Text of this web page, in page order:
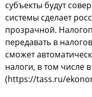
субъекты будут
системы сделает
прозрачной.
передавать в
сможет
налоги, в том числе
(https://tass.ru/